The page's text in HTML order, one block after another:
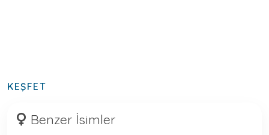
KEŞFET
Benzer İsimler